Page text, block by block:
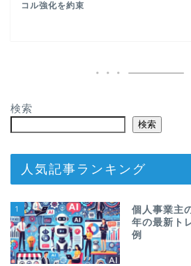
コル強化を約束
検索
検索
人気記事ランキング
1
個人事業主
年の最新ト
例